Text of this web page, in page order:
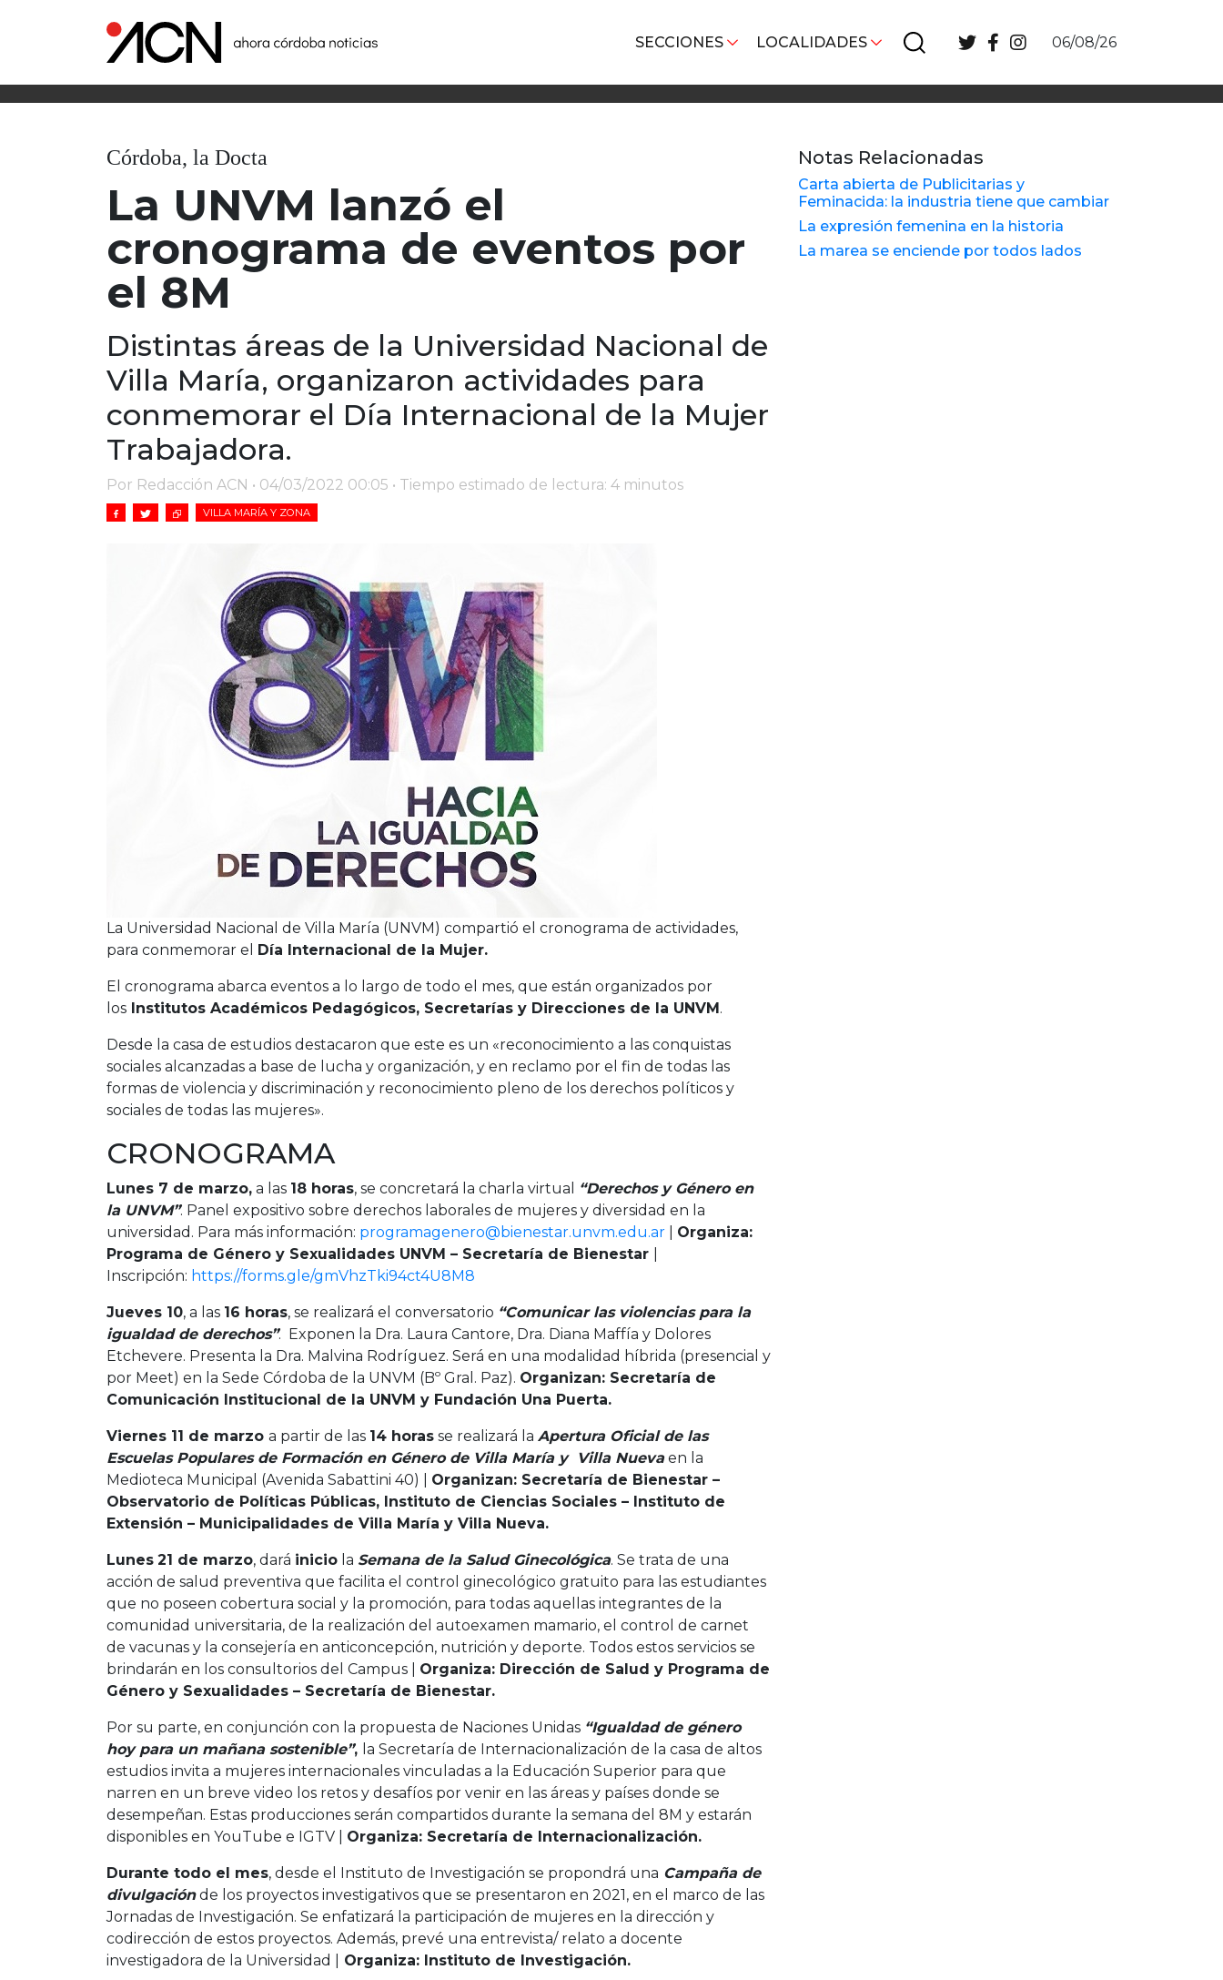
SECCIONES LOCALIDADES 06/08/26
Córdoba, la Docta
La UNVM lanzó el
cronograma de eventos por
el 8M
Distintas áreas de la Universidad Nacional de
Villa María, organizaron actividades para
conmemorar el Día Internacional de la Mujer
Trabajadora.
Por Redacción ACN • 04/03/2022 00:05 • Tiempo estimado de lectura: 4 minutos
VILLA MARÍA Y ZONA
La Universidad Nacional de Villa María (UNVM) compartió el cronograma de actividades,
para conmemorar el
Día Internacional de la Mujer.
El cronograma abarca eventos a lo largo de todo el mes, que están organizados por
los Institutos Académicos Pedagógicos, Secretarías y Direcciones de la UNVM .
Desde la casa de estudios destacaron que este es un «reconocimiento a las conquistas
sociales alcanzadas a base de lucha y organización, y en reclamo por el fin de todas las
formas de violencia y discriminación y reconocimiento pleno de los derechos políticos y
sociales de todas las mujeres».
CRONOGRAMA
Lunes 7 de marzo, a las 18 horas, se concretará la charla virtual
“Derechos y Género en
la UNVM”. Panel expositivo sobre derechos laborales de mujeres y diversidad en la
universidad. Para más información: programagenero@bienestar.unvm.edu.ar
Organiza:
Programa de Género y Sexualidades UNVM – Secretaría de Bienestar
Inscripción: https://forms.gle/gmVhzTki94ct4U8M8
Jueves 10, a las 16 horas, se realizará el conversatorio “Comunicar las violencias para la
igualdad de derechos”. Exponen la Dra. Laura Cantore, Dra. Diana Maffía y Dolores
Etchevere. Presenta la Dra. Malvina Rodríguez. Será en una modalidad híbrida (presencial y
por Meet) en la Sede Córdoba de la UNVM (Bº Gral. Paz). Organizan: Secretaría de
Comunicación Institucional de la UNVM y Fundación Una Puerta.
Viernes 11 de marzo a partir de las 14 horas se realizará la Apertura Oficial de las
Escuelas Populares de Formación en Género de Villa María y Villa Nuevaen la
Medioteca Municipal (Avenida Sabattini 40) | Organizan: Secretaría de Bienestar –
Observatorio de Políticas Públicas, Instituto de Ciencias Sociales – Instituto de
Extensión – Municipalidades de Villa María y Villa Nueva.
Lunes 21 de marzo, dará inicio la Semana de la Salud Ginecológica. Se trata de una
acción de salud preventiva que facilita el control ginecológico gratuito para las estudiantes
que no poseen cobertura social y la promoción, para todas aquellas integrantes de la
comunidad universitaria, de la realización del autoexamen mamario, el control de carnet
de vacunas y la consejería en anticoncepción, nutrición y deporte. Todos estos servicios se
brindarán en los consultorios del Campus | Organiza: Dirección de Salud y Programa de
Género y Sexualidades – Secretaría de Bienestar.
Por su parte, en conjunción con la propuesta de Naciones Unidas “Igualdad de género
hoy para un mañana sostenible”, la Secretaría de Internacionalización de la casa de altos
estudios invita a mujeres internacionales vinculadas a la Educación Superior para que
narren en un breve video los retos y desafíos por venir en las áreas y países donde se
desempeñan. Estas producciones serán compartidos durante la semana del 8M y estarán
disponibles en YouTube e IGTV | Organiza: Secretaría de Internacionalización.
Durante todo el mes, desde el Instituto de Investigación se propondrá una Campaña de
divulgaciónde los proyectos investigativos que se presentaron en 2021, en el marco de las
Jornadas de Investigación. Se enfatizará la participación de mujeres en la dirección y
codirección de estos proyectos. Además, prevé una entrevista/ relato a docente
investigadora de la Universidad |
Organiza: Instituto de Investigación.
Notas Relacionadas
Carta abierta de Publicitarias y
Feminacida: la industria tiene que cambiar
La expresión femenina en la historia
La marea se enciende por todos lados